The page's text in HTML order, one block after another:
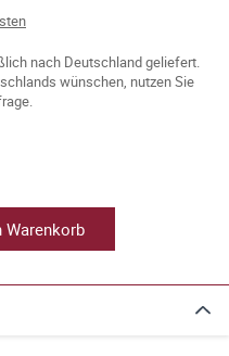
nach Deutschland geliefert.
wünschen, nutzen Sie
Warenkorb